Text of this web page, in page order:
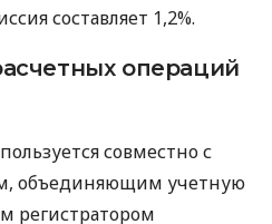
составляет 1,2%.
операций
совместно с
объединяющим учетную
регистратором